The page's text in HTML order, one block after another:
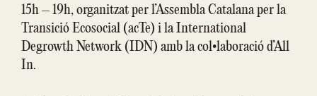
15h – 19h, organitzat per l’Assembla Catalana per la
Transició Ecosocial (acTe) i la International
Degrowth Network (IDN) amb la col•laboració d’All
In.